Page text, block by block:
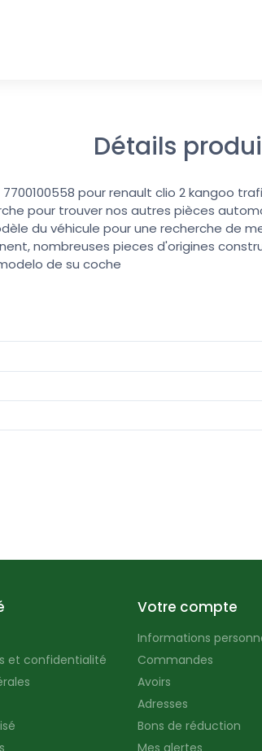
Détails
pour renault clio 2 kangoo
pour trouver nos autres pièces
du véhicule pour une recherche de
nombreuses pieces d'origines
de su coche
et confidentialité
Votre compte
Informations
Commandes
Avoirs
Adresses
Bons de réduction
Mes alertes